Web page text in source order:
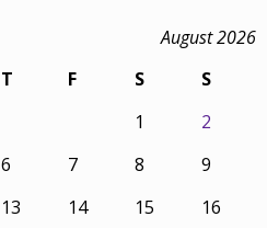
August 2026
T F S
S
1
2
6 7 8
9
13 14 15
16